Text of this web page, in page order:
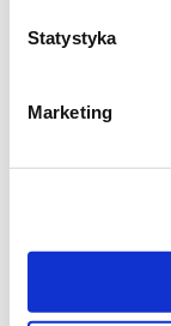
Statystyka
Marketing
Jak